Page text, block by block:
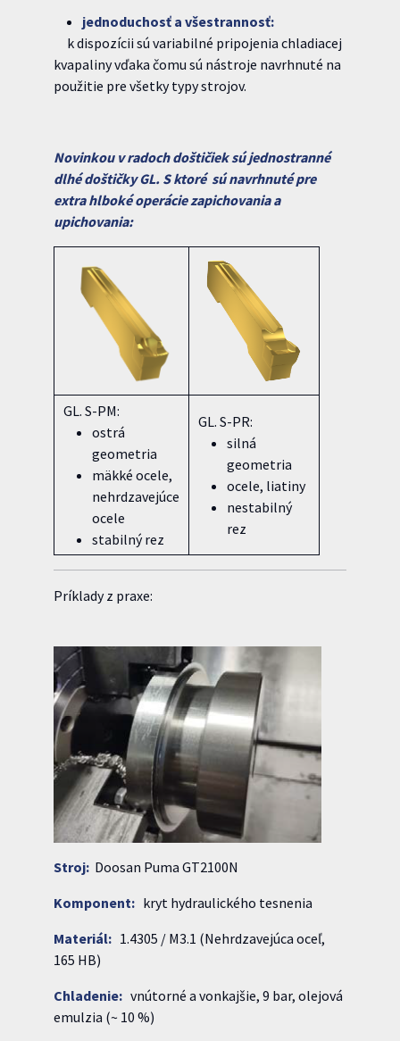
jednoduchosť a všestrannosť:
k dispozícii sú variabilné pripojenia chladiacej
kvapaliny vďaka čomu sú nástroje navrhnuté na
použitie pre všetky typy strojov.
Novinkou v radoch doštičiek sú jednostranné
dlhé doštičky GL. S ktoré sú navrhnuté pre
extra hlboké operácie zapichovania a
upichovania:
GL. S-PM:
ostrá
geometria
mäkké ocele,
nehrdzavejúce
ocele
stabilný rez
GL. S-PR:
silná
geometria
ocele, liatiny
nestabilný
rez
Príklady z praxe:
Stroj: Doosan Puma GT2100N
Komponent: kryt hydraulického tesnenia
Materiál: 1.4305 / M3.1 (Nehrdzavejúca oceľ,
165 HB)
Chladenie: vnútorné a vonkajšie, 9 bar, olejová
emulzia (~ 10 %)